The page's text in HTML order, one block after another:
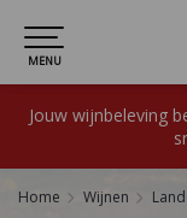
MENU
Jouw wijnbeleving
Home Wijnen